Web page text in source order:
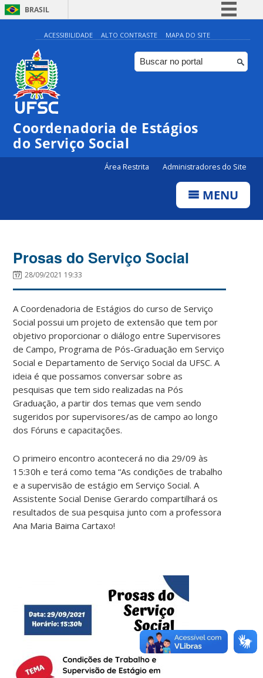
BRASIL
Simplifique!
Comunica BR
Participe
Canais
ACESSIBILIDADE ALTO CONTRASTE MAPA DO SITE
Coordenadoria de Estágios
do Serviço Social
Área Restrita Administradores do Site
MENU
Prosas do Serviço Social
28/09/2021 19:33
A Coordenadoria de Estágios do curso de Serviço
Social possui um projeto de extensão que tem por
objetivo proporcionar o diálogo entre Supervisores
de Campo, Programa de Pós-Graduação em Serviço
Social e Departamento de Serviço Social da UFSC. A
ideia é que possamos conversar sobre as
pesquisas que tem sido realizadas na Pós
Graduação, a partir dos temas que vem sendo
sugeridos por supervisores/as de campo ao longo
dos Fóruns e capacitações.
O primeiro encontro acontecerá no dia 29/09 às
15:30h e terá como tema “As condições de trabalho
e a supervisão de estágio em Serviço Social. A
Assistente Social Denise Gerardo compartilhará os
resultados de sua pesquisa junto com a professora
Ana Maria Baima Cartaxo!